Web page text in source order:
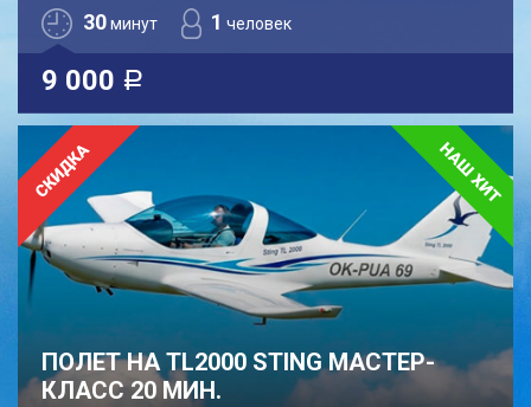
30минут 1 человек
9 000 a
ПОЛЕТ НА TL2000 STING МАСТЕР-
КЛАСС 20 МИН.